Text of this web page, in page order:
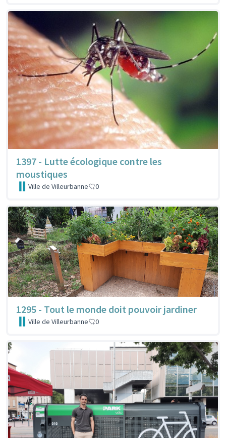
1397 - Lutte écologique contre les
moustiques
Ville de Villeurbanne 0
1295 - Tout le monde doit pouvoir jardiner
Ville de Villeurbanne 0